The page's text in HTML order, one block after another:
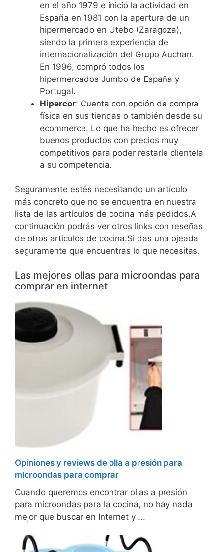
en el año 1979 e inició la actividad en
España en 1981 con la apertura de un
hipermercado en Utebo (Zaragoza),
siendo la primera experiencia de
internacionalización del Grupo Auchan.
En 1996, compró todos los
hipermercados Jumbo de España y
Portugal.
Hipercor: Cuenta con opción de compra
física en sus tiendas o también desde su
ecommerce. Lo que ha hecho es ofrecer
buenos productos con precios muy
competitivos para poder restarle clientela
a su competencia.
Seguramente estés necesitando un artículo
más concreto que no se encuentra en nuestra
lista de las artículos de cocina más pedidos.A
continuación podrás ver otros links con reseñas
de otros artículos de cocina.Si das una ojeada
seguramente que encuentras lo que necesitas.
Las mejores ollas para microondas para
comprar en internet
Opiniones y reviews de olla a presión para
microondas para comprar
Cuando queremos encontrar ollas a presión
para microondas para la cocina, no hay nada
mejor que buscar en Internet y ...